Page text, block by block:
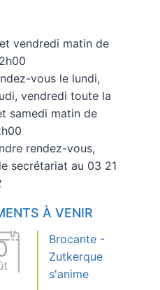
vendredi matin de
vous le lundi,
vendredi toute la
samedi matin de
rendez-vous,
secrétariat au 03 21
À VENIR
Brocante -
Zutkerque
s'anime